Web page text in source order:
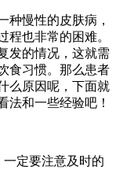
种慢性的皮肤病，
程也非常的困难。
发的情况，这就需
食习惯。那么患者
么原因呢，下面就
法和一些经验吧！
定要注意及时的